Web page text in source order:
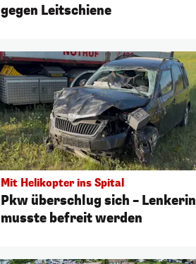
gegen Leitschiene
Mit Helikopter ins Spital
Pkw überschlug sich – Lenkerin
musste befreit werden